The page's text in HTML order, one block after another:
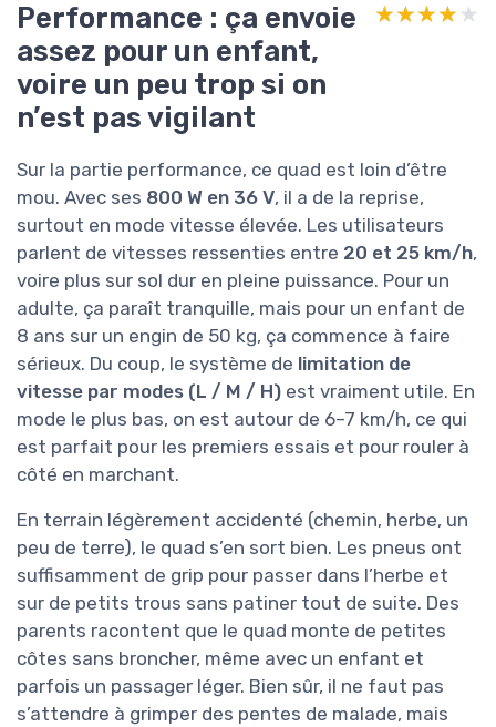
Performance : ça envoie
assez pour un enfant,
voire un peu trop si on
n’est pas vigilant
★★★★★
★★★★★
Sur la partie performance, ce quad est loin d’être
mou. Avec ses 800 W en 36 V, il a de la reprise,
surtout en mode vitesse élevée. Les utilisateurs
parlent de vitesses ressenties entre 20 et 25 km/h,
voire plus sur sol dur en pleine puissance. Pour un
adulte, ça paraît tranquille, mais pour un enfant de
8 ans sur un engin de 50 kg, ça commence à faire
sérieux. Du coup, le système de limitation de
vitesse par modes (L / M / H) est vraiment utile. En
mode le plus bas, on est autour de 6–7 km/h, ce qui
est parfait pour les premiers essais et pour rouler à
côté en marchant.
En terrain légèrement accidenté (chemin, herbe, un
peu de terre), le quad s’en sort bien. Les pneus ont
suffisamment de grip pour passer dans l’herbe et
sur de petits trous sans patiner tout de suite. Des
parents racontent que le quad monte de petites
côtes sans broncher, même avec un enfant et
parfois un passager léger. Bien sûr, il ne faut pas
s’attendre à grimper des pentes de malade, mais